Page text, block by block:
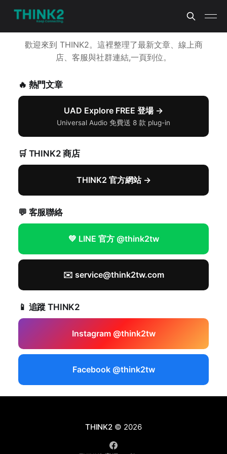
歡迎來到 THINK2。這裡整理了最新文章、線上商
店、客服與社群連結,一頁到位。
🔥 熱門文章
UAD Explore FREE 登場 →
Universal Audio 免費送 8 款 plug-in
🛒 THINK2 商店
THINK2 官方網站 →
💬 客服聯絡
💚 LINE 官方 @think2tw
✉️ service@think2tw.com
📱 追蹤 THINK2
Instagram @think2tw
Facebook @think2tw
THINK2© 2026